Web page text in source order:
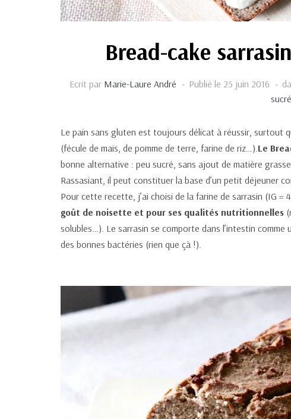
Bread-cake
Ecrit par Marie-Laure André Publié le 25 juin 2016
Le pain sans gluten est toujours délicat à réussir, surtout
(fécule de maïs, de pomme de terre, farine de riz…).Le
bonne alternative : peu sucré, sans ajout de matière
Rassasiant, il peut constituer la base d’un petit déjeuner
Pour cette recette, j’ai choisi de la farine de sarrasin (IG =
goût de noisette et pour ses qualités nutritionnelles
solubles…). Le sarrasin se comporte dans l’intestin
des bonnes bactéries (rien que çà !).